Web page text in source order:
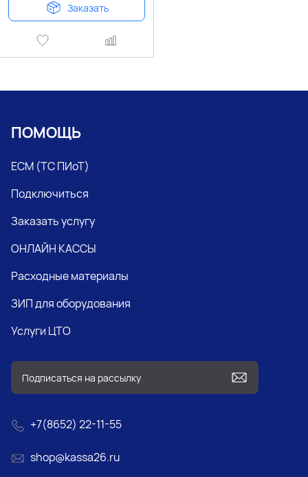
Заказать
ПОМОЩЬ
ЕСМ (ТС ПИоТ)
Подключиться
Заказать услугу
ОНЛАЙН КАССЫ
Расходные материалы
ЗИП для оборудования
Услуги ЦТО
+7(8652) 22-11-55
shop@kassa26.ru